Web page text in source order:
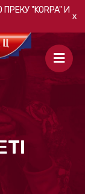
ПРЕКУ"KORPA"И